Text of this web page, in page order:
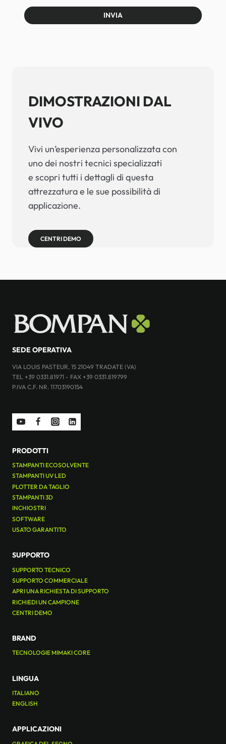
INVIA
DIMOSTRAZIONI DAL
VIVO
Vivi un’esperienza personalizzata con
uno dei nostri tecnici specializzati
e scopri tutti i dettagli di questa
attrezzatura e le sue possibilità di
applicazione.
CENTRI DEMO
SEDE OPERATIVA
VIA LOUIS PASTEUR, 15 21049 TRADATE (VA)
TEL +39 0331.81971 - FAX +39 0331.819799
P.IVA C.F. NR. 11703190154
PRODOTTI
STAMPANTI ECOSOLVENTE
STAMPANTI UV LED
PLOTTER DA TAGLIO
STAMPANTI 3D
INCHIOSTRI
SOFTWARE
USATO GARANTITO
SUPPORTO
SUPPORTO TECNICO
SUPPORTO COMMERCIALE
APRI UNA RICHIESTA DI SUPPORTO
RICHIEDI UN CAMPIONE
CENTRI DEMO
BRAND
TECNOLOGIE MIMAKI CORE
LINGUA
ITALIANO
ENGLISH
APPLICAZIONI